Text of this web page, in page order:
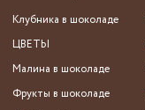
Клубника в шоколаде
ЦВЕТЫ
Малина в шоколаде
Фрукты в шоколаде